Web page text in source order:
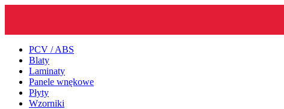
PCV / ABS
Blaty
Laminaty
Panele wnękowe
Płyty
Wzorniki